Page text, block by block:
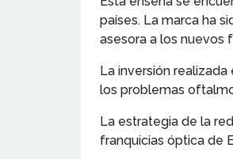
países. La marca ha
asesora a los nuevos
La inversión
los problemas
La estrategia de la
franquicias óptica de